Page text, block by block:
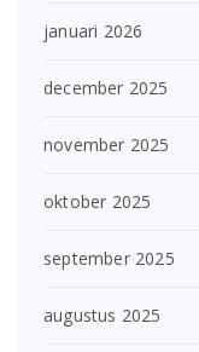
januari 2026
december 2025
november 2025
oktober 2025
september 2025
augustus 2025